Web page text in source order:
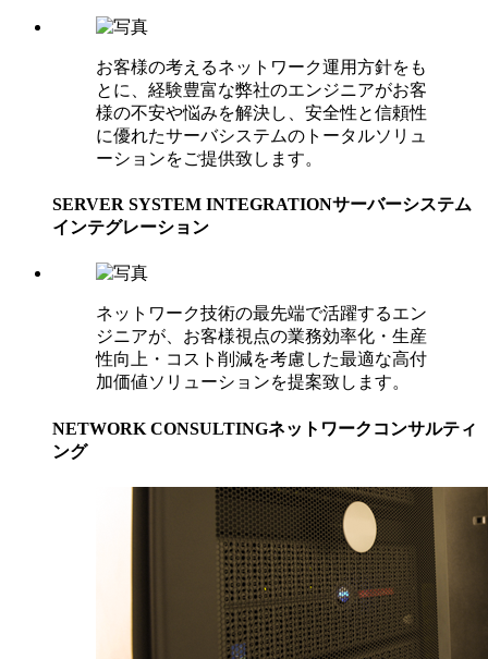
お客様の考えるネットワーク運用方針をも
とに、経験豊富な弊社のエンジニアがお客
様の不安や悩みを解決し、安全性と信頼性
に優れたサーバシステムのトータルソリュ
ーションをご提供致します。
SERVER SYSTEM INTEGRATIONサーバーシステム
インテグレーション
ネットワーク技術の最先端で活躍するエン
ジニアが、お客様視点の業務効率化・生産
性向上・コスト削減を考慮した最適な高付
加価値ソリューションを提案致します。
NETWORK CONSULTINGネットワークコンサルティ
ング